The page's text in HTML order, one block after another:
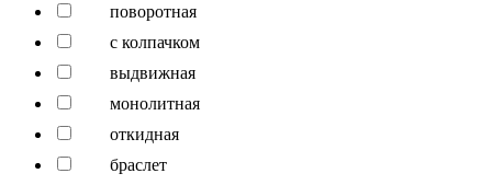
поворотная
с колпачком
выдвижная
монолитная
откидная
браслет